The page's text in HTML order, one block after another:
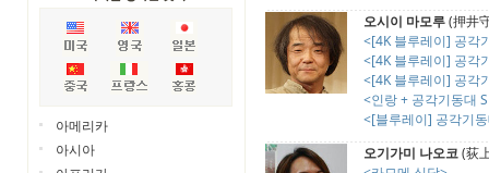
아메리카
아시아
오시이 마모루(押井
<[4K 블루레이] 공각
<[4K 블루레이] 공각
<[4K 블루레이] 공각
<인랑 + 공각기동대
<[블루레이] 공각기
오기가미 나오코(荻